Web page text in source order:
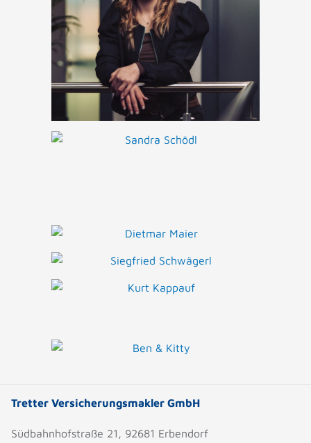
Tretter Versicherungsmakler GmbH
Südbahnhofstraße 21, 92681 Erbendorf